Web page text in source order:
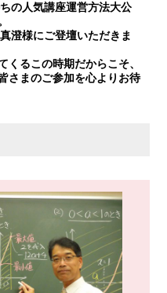
の人気講座運営方法大公
澄様にご登壇いただきま
くるこの時期だからこそ、
さまのご参加を心よりお待